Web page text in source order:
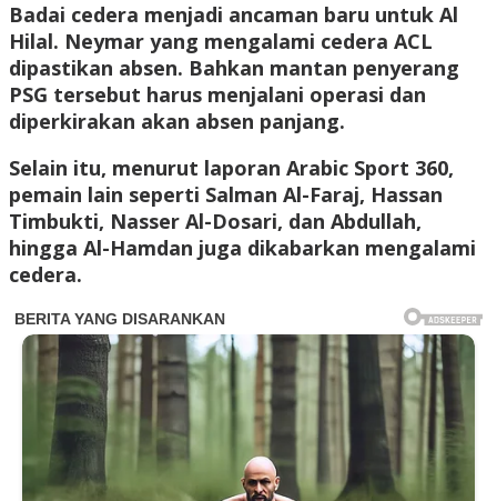
Badai cedera menjadi ancaman baru untuk Al
Hilal. Neymar yang mengalami cedera ACL
dipastikan absen. Bahkan mantan penyerang
PSG tersebut harus menjalani operasi dan
diperkirakan akan absen panjang.
Selain itu, menurut laporan Arabic Sport 360,
pemain lain seperti Salman Al-Faraj, Hassan
Timbukti, Nasser Al-Dosari, dan Abdullah,
hingga Al-Hamdan juga dikabarkan mengalami
cedera.